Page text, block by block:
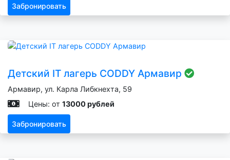
Забронировать
Детский IT лагерь CODDY Армавир
Армавир, ул. Карла Либкнехта, 59
Цены: от 13000 рублей
Забронировать